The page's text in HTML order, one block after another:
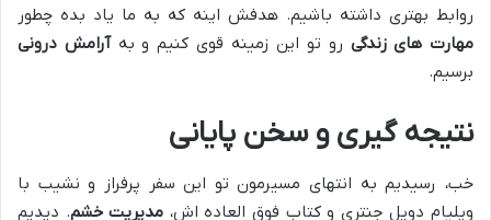
روابط بهتری داشته باشیم. هدفش اینه که به ما یاد بده چطور
مهارت های زندگی رو تو این زمینه قوی کنیم و بهآرامش درونی
برسیم.
نتیجه گیری و سخن پایانی
خب، رسیدیم به انتهای مسیرمون تو این سفر پرفراز و نشیب با
ویلیام دویل جنتری و کتاب فوق العاده اش، مدیریت خشم. دیدیم